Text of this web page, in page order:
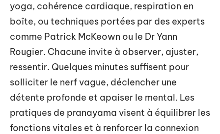
yoga, cohérence cardiaque, respiration en
boîte, ou techniques portées par des experts
comme Patrick McKeown ou le Dr Yann
Rougier. Chacune invite à observer, ajuster,
ressentir. Quelques minutes suffisent pour
solliciter le nerf vague, déclencher une
détente profonde et apaiser le mental. Les
pratiques de pranayama visent à équilibrer les
fonctions vitales et à renforcer la connexion